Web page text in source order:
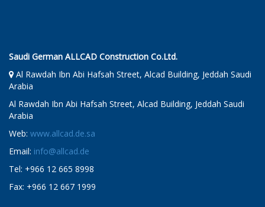
Saudi German ALLCAD Construction Co.Ltd.
Al Rawdah Ibn Abi Hafsah Street, Alcad Building, Jeddah Saudi
Arabia
Al Rawdah Ibn Abi Hafsah Street, Alcad Building, Jeddah Saudi
Arabia
Web: www.allcad.de.sa
Email: info@allcad.de
Tel: +966 12 665 8998
Fax: +966 12 667 1999